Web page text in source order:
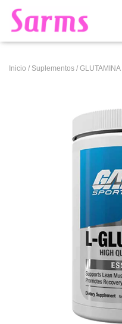
Inicio / Suplementos / GLUTAMINA